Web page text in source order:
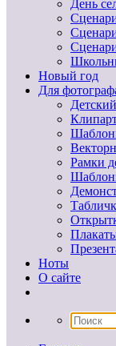
День
Новый год
Для
Рамки
Ноты
О сайте